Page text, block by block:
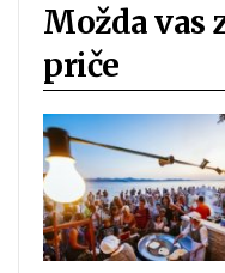
Možda vas
priče